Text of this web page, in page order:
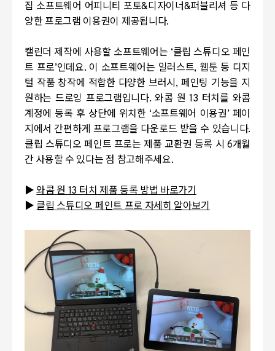
집 소프트웨어 어피니티 포토&디자이너&퍼블리셔 등 다
양한 프로그램 이용권이 제공됩니다.
캘린더 제작에 사용할 소프트웨어는 ‘클립 스튜디오 페인
트 프로’인데요. 이 소프트웨어는 일러스트, 웹툰 등 디지
털 작품 창작에 적합한 다양한 브러시, 페인팅 기능을 지
원하는 드로잉 프로그램입니다.와콤 원 13 터치를 와콤
계정에 등록 후 상단에 위치한 ‘소프트웨어 이용권’ 페이
지에서 간편하게 프로그램을 다운로드 받을 수 있습니다.
클립 스튜디오 페인트 프로는 제품 교환권 등록 시 6개월
간 사용할 수 있다는 점 참고해주세요.
▶와콤원 13터치제품등록방법바로가기
▶클립스튜디오페인트프로자세히알아보기